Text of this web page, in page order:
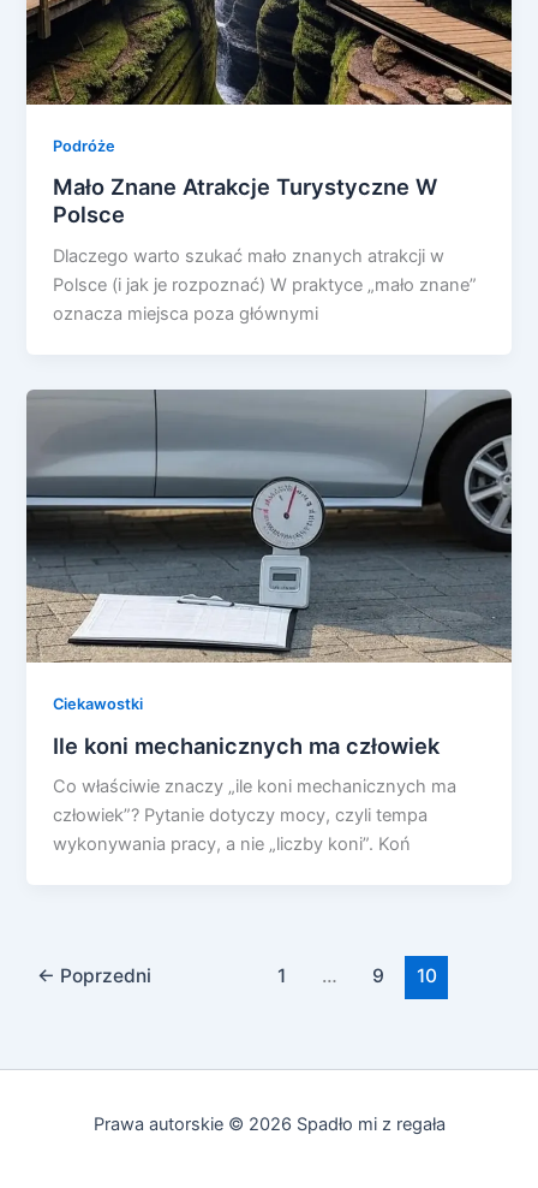
Podróże
Mało Znane Atrakcje Turystyczne W
Polsce
Dlaczego warto szukać mało znanych atrakcji w
Polsce (i jak je rozpoznać) W praktyce „mało znane”
oznacza miejsca poza głównymi
Ciekawostki
Ile koni mechanicznych ma człowiek
Co właściwie znaczy „ile koni mechanicznych ma
człowiek”? Pytanie dotyczy mocy, czyli tempa
wykonywania pracy, a nie „liczby koni”. Koń
← Poprzedni 1 … 9 10
Prawa autorskie © 2026 Spadło mi z regała